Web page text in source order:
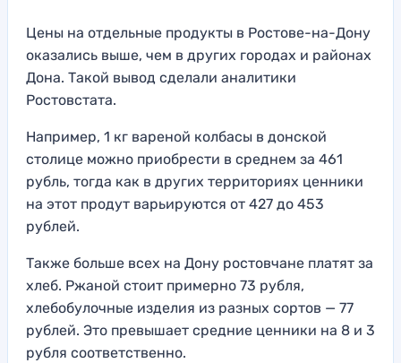
Цены на отдельные продукты в Ростове-на-Дону
оказались выше, чем в других городах и районах
Дона. Такой вывод сделали аналитики
Ростовстата.
Например, 1 кг вареной колбасы в донской
столице можно приобрести в среднем за 461
рубль, тогда как в других территориях ценники
на этот продут варьируются от 427 до 453
рублей.
Также больше всех на Дону ростовчане платят за
хлеб. Ржаной стоит примерно 73 рубля,
хлебобулочные изделия из разных сортов — 77
рублей. Это превышает средние ценники на 8 и 3
рубля соответственно.